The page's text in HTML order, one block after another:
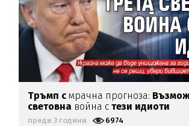
Тръмп смрачна прогноза:
световна война стези идиоти
преди 3 години 6974